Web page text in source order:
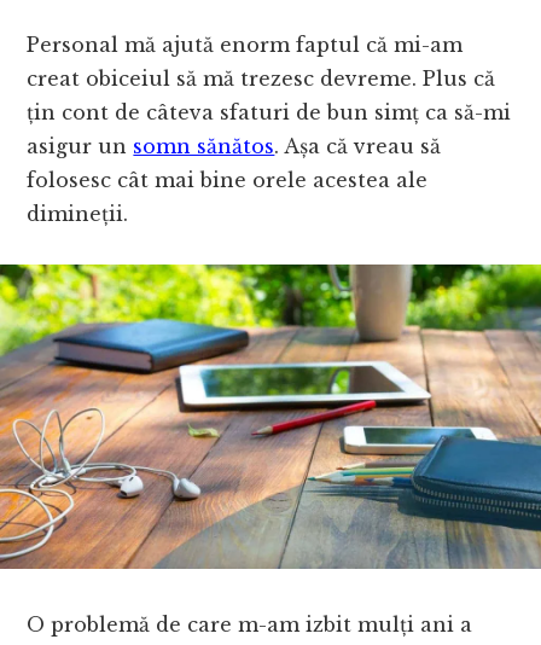
Personal mă ajută enorm faptul că mi-am
creat obiceiul să mă trezesc devreme. Plus că
țin cont de câteva sfaturi de bun simț ca să-mi
asigur un somn sănătos. Așa că vreau să
folosesc cât mai bine orele acestea ale
dimineții.
O problemă de care m-am izbit mulți ani a